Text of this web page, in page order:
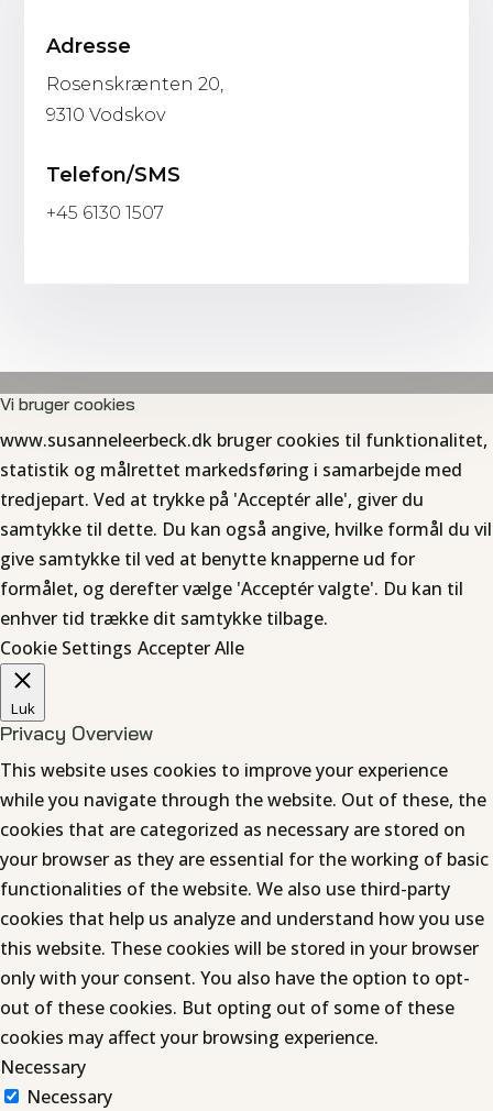
Adresse
Rosenskrænten 20,
9310 Vodskov
Telefon/SMS
+45 6130 1507
Vi bruger cookies
www.susanneleerbeck.dk bruger cookies til funktionalitet,
statistik og målrettet markedsføring i samarbejde med
tredjepart. Ved at trykke på 'Acceptér alle', giver du
samtykke til dette. Du kan også angive, hvilke formål du vil
give samtykke til ved at benytte knapperne ud for
formålet, og derefter vælge 'Acceptér valgte'. Du kan til
enhver tid trække dit samtykke tilbage.
Cookie Settings Accepter Alle
Luk
Privacy Overview
This website uses cookies to improve your experience
while you navigate through the website. Out of these, the
cookies that are categorized as necessary are stored on
your browser as they are essential for the working of basic
functionalities of the website. We also use third-party
cookies that help us analyze and understand how you use
this website. These cookies will be stored in your browser
only with your consent. You also have the option to opt-
out of these cookies. But opting out of some of these
cookies may affect your browsing experience.
Necessary
Necessary